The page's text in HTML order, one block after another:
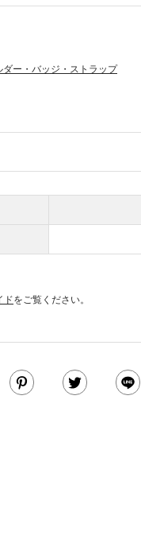
ダー・バッジ・ストラップ
ドをご覧ください。